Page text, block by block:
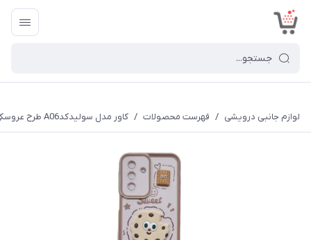
لوازم جانبی درویشی / فهرست محصولات / کاور مدل سولیدکدA06 طرح عروسکی برجسته مناسب برای گوشی موبایل سامسونگ Galaxy A14